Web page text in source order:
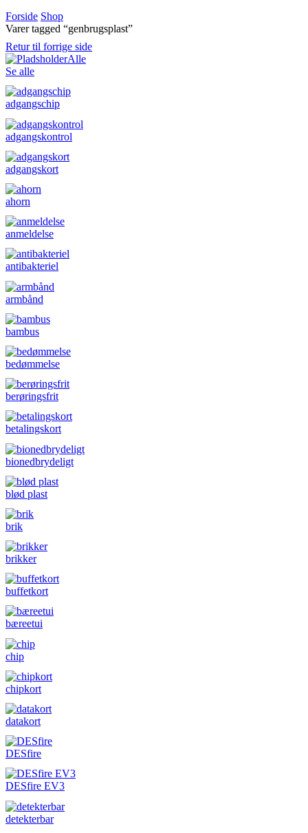
Forside Shop
Varer tagged “genbrugsplast”
Retur til forrige side
Alle
Se alle
adgangschip
adgangskontrol
adgangskort
ahorn
anmeldelse
antibakteriel
armbånd
bambus
bedømmelse
berøringsfrit
betalingskort
bionedbrydeligt
blød plast
brik
brikker
buffetkort
bæreetui
chip
chipkort
datakort
DESfire
DESfire EV3
detekterbar